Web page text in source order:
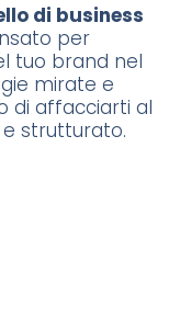
di business
per
tuo brand nel
mirate e
di affacciarti al
strutturato.